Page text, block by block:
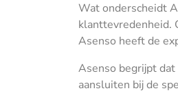
Wat onderscheidt
klanttevredenheid.
Asenso heeft de
Asenso begrijpt dat
aansluiten bij de